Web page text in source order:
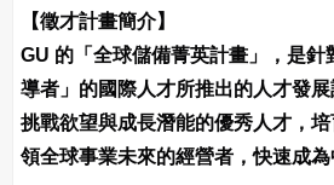
【徵才計畫簡介】
GU 的「全球儲備菁英計畫」，是針
導者」的國際人才所推出的人才發
挑戰欲望與成長潛能的優秀人才，培
領全球事業未來的經營者，快速成